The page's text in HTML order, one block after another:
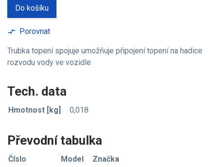
Do košíku
compare_arrows Porovnat
Trubka topení spojuje umožňuje připojení topení na hadice
rozvodu vody ve vozidle
Tech. data
Hmotnost [kg] 0,018
Převodní tabulka
Číslo Model
Značka